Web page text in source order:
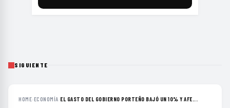
SIGUIENTE
HOME›ECONOMÍA›EL GASTO DEL GOBIERNO PORTEÑO BAJÓ UN 10% Y AFE...